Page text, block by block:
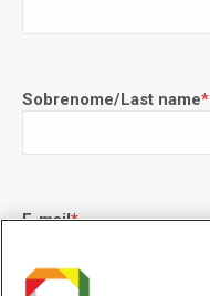
Sobrenome/Last name*
E-mail*